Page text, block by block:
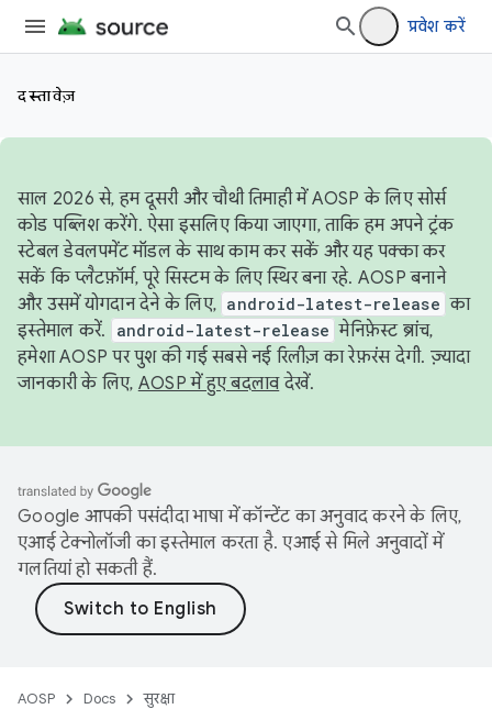
प्रवेश करें
दस्तावेज़
साल 2026 से, हम दूसरी और चौथी तिमाही में AOSP के लिए सोर्स
कोड पब्लिश करेंगे. ऐसा इसलिए किया जाएगा, ताकि हम अपने ट्रंक
स्टेबल डेवलपमेंट मॉडल के साथ काम कर सकें और यह पक्का कर
सकें कि प्लैटफ़ॉर्म, पूरे सिस्टम के लिए स्थिर बना रहे. AOSP बनाने
और उसमें योगदान देने के लिए, android-latest-release का
इस्तेमाल करें.
android-latest-release मेनिफ़ेस्ट ब्रांच,
हमेशा AOSP पर पुश की गई सबसे नई रिलीज़ का रेफ़रंस देगी. ज़्यादा
जानकारी के लिए, AOSP में हुए बदलावदेखें.
Google आपकी पसंदीदा भाषा में कॉन्टेंट का अनुवाद करने के लिए,
एआई टेक्नोलॉजी का इस्तेमाल करता है. एआई से मिले अनुवादों में
गलतियां हो सकती हैं.
AOSP Docs सुरक्षा